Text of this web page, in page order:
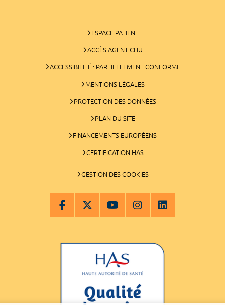
ESPACE PATIENT
ACCÈS AGENT CHU
ACCESSIBILITÉ : PARTIELLEMENT CONFORME
MENTIONS LÉGALES
PROTECTION DES DONNÉES
PLAN DU SITE
FINANCEMENTS EUROPÉENS
CERTIFICATION HAS
GESTION DES COOKIES